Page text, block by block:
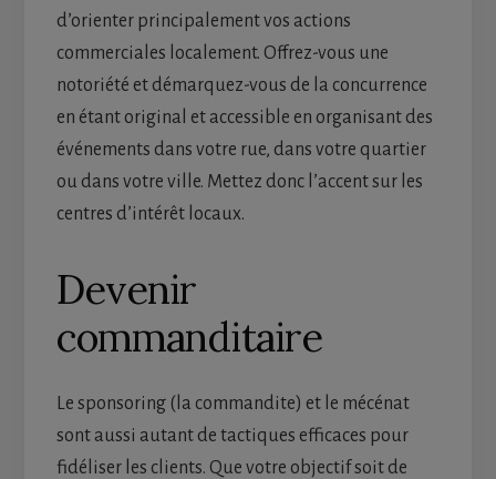
d’orienter principalement vos actions
commerciales localement. Offrez-vous une
notoriété et démarquez-vous de la concurrence
en étant original et accessible en organisant des
événements dans votre rue, dans votre quartier
ou dans votre ville. Mettez donc l’accent sur les
centres d’intérêt locaux.
Devenir
commanditaire
Le sponsoring (la commandite) et le mécénat
sont aussi autant de tactiques efficaces pour
fidéliser les clients. Que votre objectif soit de